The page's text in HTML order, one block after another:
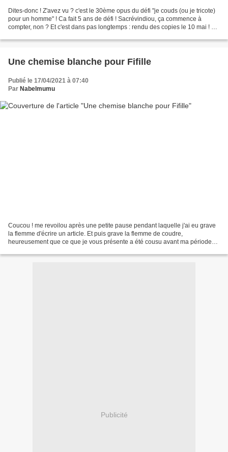
Dites-donc ! Z'avez vu ? c'est le 30ème opus du défi "je couds (ou je tricote)
pour un homme" ! Ca fait 5 ans de défi ! Sacrévindiou, ça commence à
compter, non ? Et c'est dans pas longtemps : rendu des copies le 10 mai ! Un
Une chemise blanche pour Fifille
Publié le 17/04/2021 à 07:40
Par Nabelmumu
Coucou ! me revoilou après une petite pause pendant laquelle j'ai eu grave
la flemme d'écrire un article. Et puis grave la flemme de coudre,
heureusement que ce que je vous présente a été cousu avant ma période
Publicité